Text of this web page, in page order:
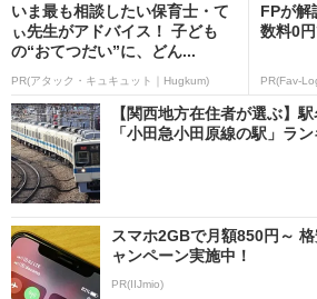
いま最も相談したい保育士・て
ぃ先生がアドバイス！ 子ども
の“おてつだい”に、どん...
PR(アタック・キュキュット｜Hugkum)
FPが
数料0
PR(Fav-
【関西地方在住者が選ぶ】
「小田急小田原線の駅」ラ
スマホ2GBで月額850円～
ャンペーン実施中！
PR(IIJmio)